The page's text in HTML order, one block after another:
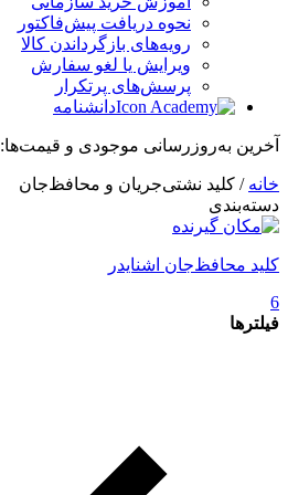
نحوه دریافت پیش‌فاکتور
رویه‌های بازگرداندن کالا
ویرایش یا لغو سفارش
پرسش‌های پرتکرار
دانشنامه
آخرین به‌روزرسانی موجودی و قیمت‌ها:
خانه / کلید نشتی‌جریان و محافظ‌جان
دسته‌بندی
کلید محافظ‌جان اشنایدر
6
فیلترها